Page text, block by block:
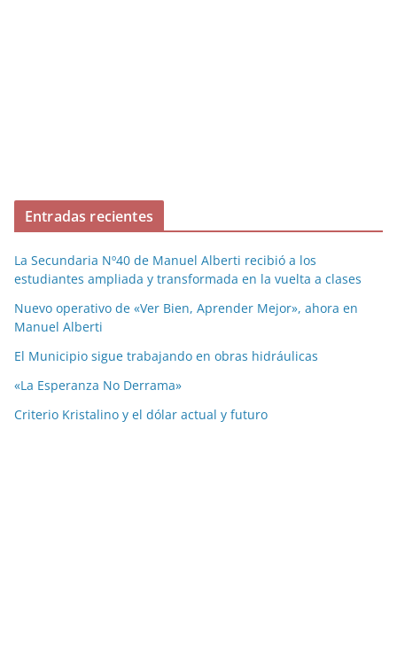
Entradas recientes
La Secundaria Nº40 de Manuel Alberti recibió a los
estudiantes ampliada y transformada en la vuelta a clases
Nuevo operativo de «Ver Bien, Aprender Mejor», ahora en
Manuel Alberti
El Municipio sigue trabajando en obras hidráulicas
«La Esperanza No Derrama»
Criterio Kristalino y el dólar actual y futuro